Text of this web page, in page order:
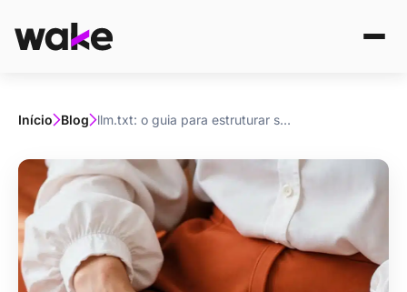
Início Blog llm.txt: o guia para estruturar sua loja para a era da IA